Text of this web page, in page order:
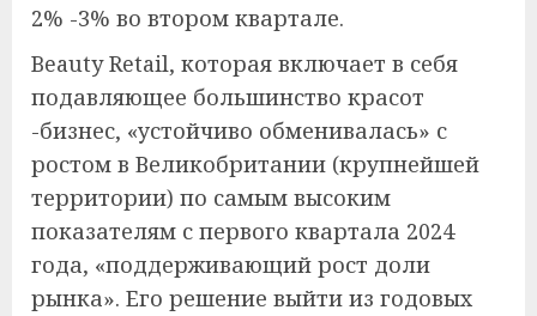
2% -3% во втором квартале.
Beauty Retail, которая включает в себя
подавляющее большинство красот
-бизнес, «устойчиво обменивалась» с
ростом в Великобритании (крупнейшей
территории) по самым высоким
показателям с первого квартала 2024
года, «поддерживающий рост доли
рынка». Его решение выйти из годовых